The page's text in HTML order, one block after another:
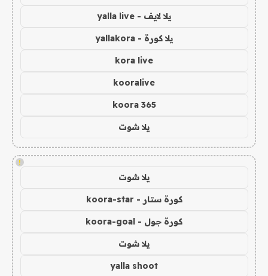
يلا لايف - yalla live
يلا كورة - yallakora
kora live
kooralive
koora 365
يلا شوت
!
يلا شوت
كورة ستار - koora-star
كورة جول - koora-goal
يلا شوت
yalla shoot